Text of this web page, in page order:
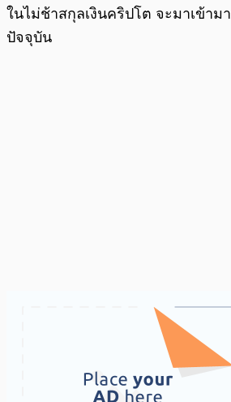
ในไม่ช้าสกุลเงินคริปโต จะมาเข้าม
ปัจจุบัน